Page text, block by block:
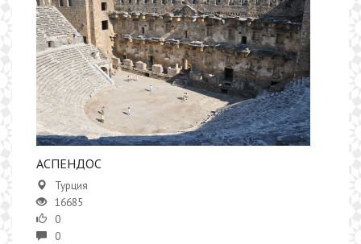
АСПЕНДОС
Турция
16685
0
0